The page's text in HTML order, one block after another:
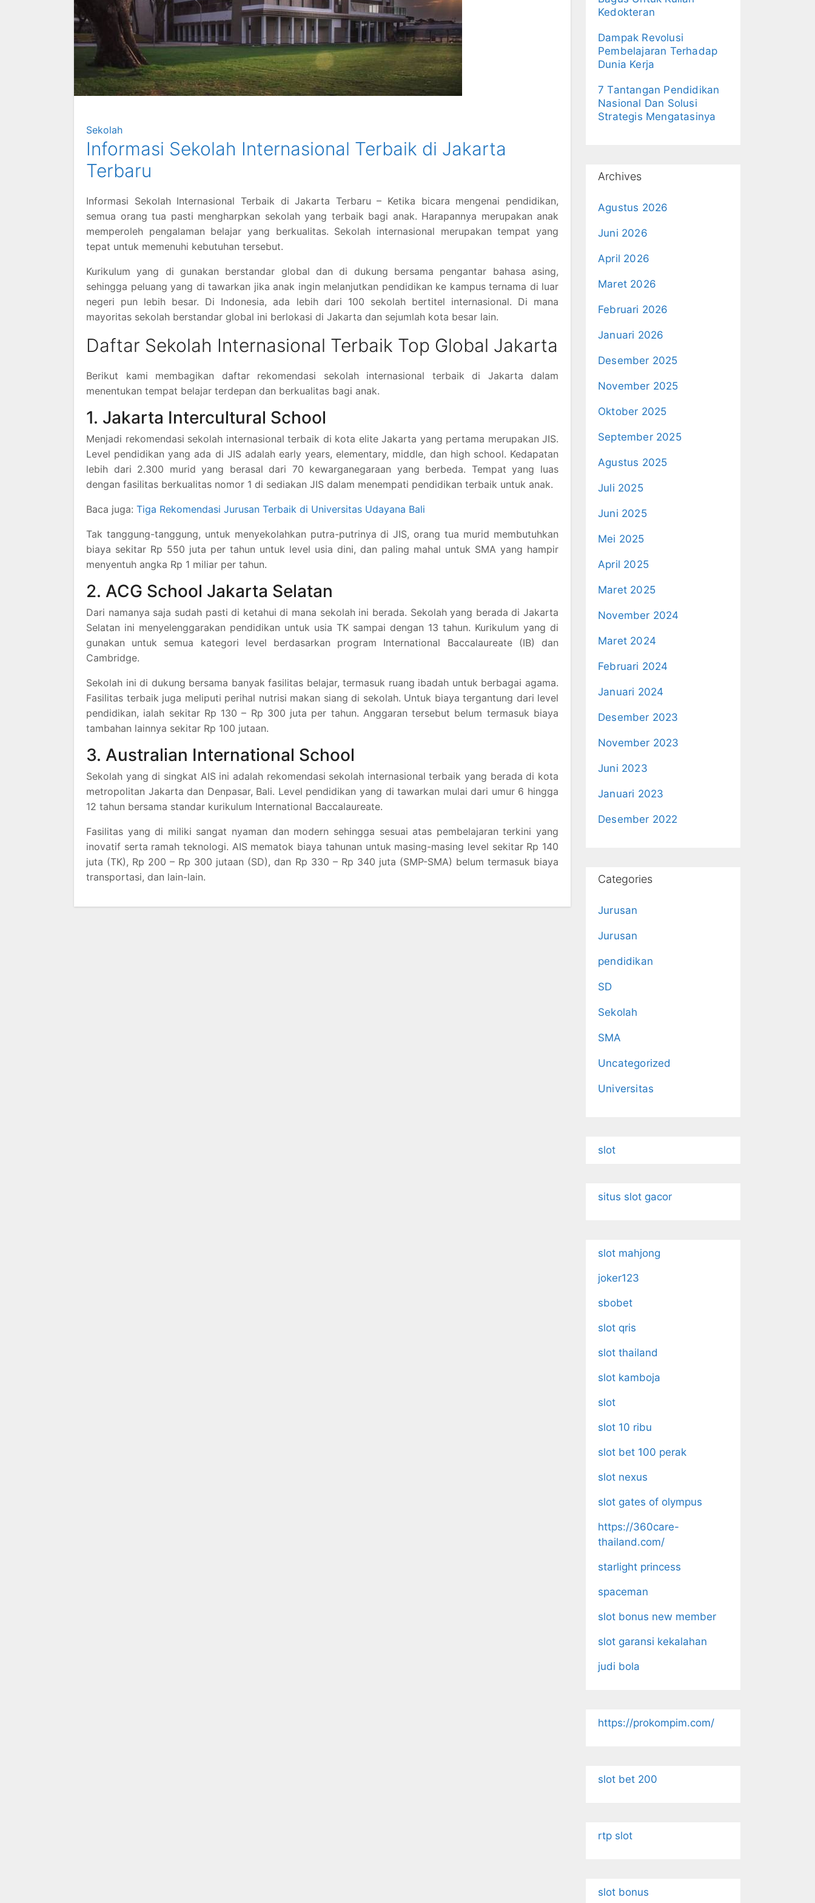
Sekolah
Informasi Sekolah Internasional Terbaik di Jakarta
Terbaru
Informasi Sekolah Internasional Terbaik di Jakarta Terbaru – Ketika bicara mengenai pendidikan,
semua orang tua pasti mengharpkan sekolah yang terbaik bagi anak. Harapannya merupakan anak
memperoleh pengalaman belajar yang berkualitas. Sekolah internasional merupakan tempat yang
tepat untuk memenuhi kebutuhan tersebut.
Kurikulum yang di gunakan berstandar global dan di dukung bersama pengantar bahasa asing,
sehingga peluang yang di tawarkan jika anak ingin melanjutkan pendidikan ke kampus ternama di luar
negeri pun lebih besar. Di Indonesia, ada lebih dari 100 sekolah bertitel internasional. Di mana
mayoritas sekolah berstandar global ini berlokasi di Jakarta dan sejumlah kota besar lain.
Daftar Sekolah Internasional Terbaik Top Global Jakarta
Berikut kami membagikan daftar rekomendasi sekolah internasional terbaik di Jakarta dalam
menentukan tempat belajar terdepan dan berkualitas bagi anak.
1. Jakarta Intercultural School
Menjadi rekomendasi sekolah internasional terbaik di kota elite Jakarta yang pertama merupakan JIS.
Level pendidikan yang ada di JIS adalah early years, elementary, middle, dan high school. Kedapatan
lebih dari 2.300 murid yang berasal dari 70 kewarganegaraan yang berbeda. Tempat yang luas
dengan fasilitas berkualitas nomor 1 di sediakan JIS dalam menempati pendidikan terbaik untuk anak.
Baca juga: Tiga Rekomendasi Jurusan Terbaik di Universitas Udayana Bali
Tak tanggung-tanggung, untuk menyekolahkan putra-putrinya di JIS, orang tua murid membutuhkan
biaya sekitar Rp 550 juta per tahun untuk level usia dini, dan paling mahal untuk SMA yang hampir
menyentuh angka Rp 1 miliar per tahun.
2. ACG School Jakarta Selatan
Dari namanya saja sudah pasti di ketahui di mana sekolah ini berada. Sekolah yang berada di Jakarta
Selatan ini menyelenggarakan pendidikan untuk usia TK sampai dengan 13 tahun. Kurikulum yang di
gunakan untuk semua kategori level berdasarkan program International Baccalaureate (IB) dan
Cambridge.
Sekolah ini di dukung bersama banyak fasilitas belajar, termasuk ruang ibadah untuk berbagai agama.
Fasilitas terbaik juga meliputi perihal nutrisi makan siang di sekolah. Untuk biaya tergantung dari level
pendidikan, ialah sekitar Rp 130 – Rp 300 juta per tahun. Anggaran tersebut belum termasuk biaya
tambahan lainnya sekitar Rp 100 jutaan.
3. Australian International School
Sekolah yang di singkat AIS ini adalah rekomendasi sekolah internasional terbaik yang berada di kota
metropolitan Jakarta dan Denpasar, Bali. Level pendidikan yang di tawarkan mulai dari umur 6 hingga
12 tahun bersama standar kurikulum International Baccalaureate.
Fasilitas yang di miliki sangat nyaman dan modern sehingga sesuai atas pembelajaran terkini yang
inovatif serta ramah teknologi. AIS mematok biaya tahunan untuk masing-masing level sekitar Rp 140
juta (TK), Rp 200 – Rp 300 jutaan (SD), dan Rp 330 – Rp 340 juta (SMP-SMA) belum termasuk biaya
transportasi, dan lain-lain.
Kedokteran
Dampak Revolusi
Pembelajaran Terhadap
Dunia Kerja
7 Tantangan Pendidikan
Nasional Dan Solusi
Strategis Mengatasinya
Archives
Agustus 2026
Juni 2026
April 2026
Maret 2026
Februari 2026
Januari 2026
Desember 2025
November 2025
Oktober 2025
September 2025
Agustus 2025
Juli 2025
Juni 2025
Mei 2025
April 2025
Maret 2025
November 2024
Maret 2024
Februari 2024
Januari 2024
Desember 2023
November 2023
Juni 2023
Januari 2023
Desember 2022
Categories
Jurusan
Jurusan
pendidikan
SD
Sekolah
SMA
Uncategorized
Universitas
slot
situs slot gacor
slot mahjong
joker123
sbobet
slot qris
slot thailand
slot kamboja
slot
slot 10 ribu
slot bet 100 perak
slot nexus
slot gates of olympus
https://360care-
thailand.com/
starlight princess
spaceman
slot bonus new member
slot garansi kekalahan
judi bola
https://prokompim.com/
slot bet 200
rtp slot
slot bonus